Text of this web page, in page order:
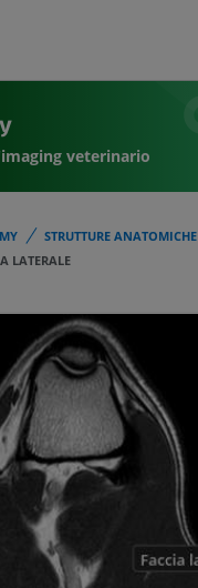
imaging veterinario
STRUTTURE ANATOMICHE
LATERALE